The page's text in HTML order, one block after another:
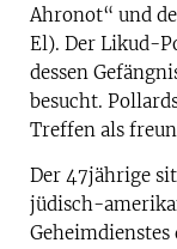
Ahronot“ und
El). Der Likud-
dessen
besucht.
Treffen als
Der 47jährige
jüdisch-